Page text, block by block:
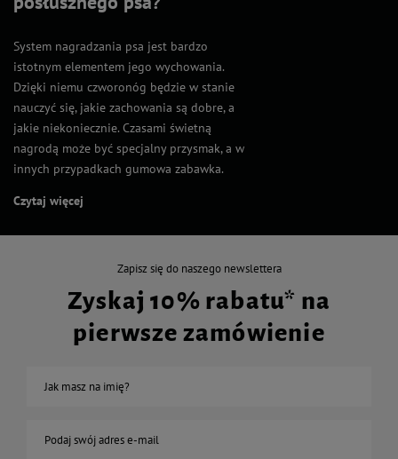
System nagradzania psa jest bardzo
istotnym elementem jego wychowania.
Dzięki niemu czworonóg będzie w stanie
nauczyć się, jakie zachowania są dobre, a
jakie niekoniecznie. Czasami świetną
nagrodą może być specjalny przysmak, a w
innych przypadkach gumowa zabawka.
Czytaj więcej
Zapisz się do naszego newslettera
Zyskaj 10% rabatu* na
pierwsze zamówienie
Jak masz na imię?
Podaj swój adres e-mail